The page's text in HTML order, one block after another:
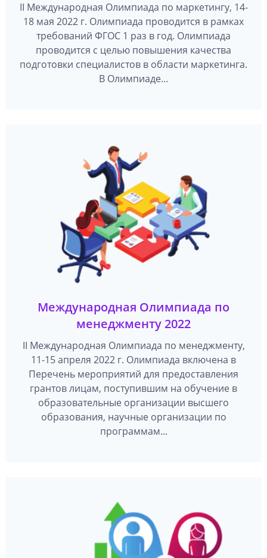
II Международная Олимпиада по маркетингу, 14-
18 мая 2022 г. Олимпиада проводится в рамках
требований ФГОС 1 раз в год. Олимпиада
проводится с целью повышения качества
подготовки специалистов в области маркетинга.
В Олимпиаде...
Международная Олимпиада по
менеджменту 2022
II Международная Олимпиада по менеджменту,
11-15 апреля 2022 г. Олимпиада включена в
Перечень мероприятий для предоставления
грантов лицам, поступившим на обучение в
образовательные организации высшего
образования, научные организации по
программам...